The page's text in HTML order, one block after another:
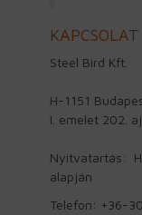
KAPCSOLAT
Steel Bird Kft.
H-1151
I. emelet 202.
Nyitvatartás:
alapján
Telefon: +36-